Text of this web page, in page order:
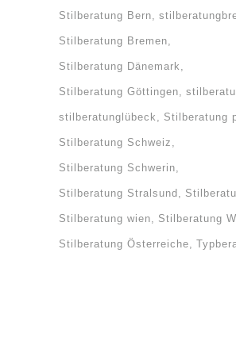
Stilberatung Bern
Stilberatung Bremen
Stilberatung Dänemark
Stilberatung Göttingen
stilberatunglübeck Stilberatung
Stilberatung Schweiz
Stilberatung Schwerin
Stilberatung Stralsund
Stilberatung wien Stilberatung
Stilberatung Österreiche